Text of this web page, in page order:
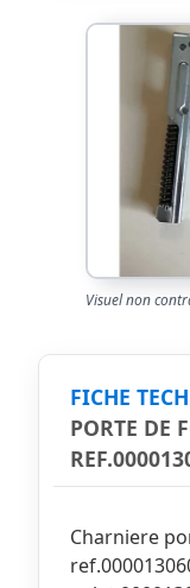
Visuel non
FICHE
PORTE DE
Charniere